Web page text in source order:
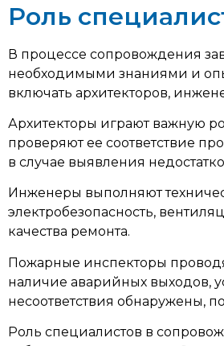
Роль
В процессе сопровождения
необходимыми знаниями и
включать архитекторов,
Архитекторы играют важную
проверяют ее соответствие
в случае выявления
Инженеры выполняют
электробезопасность,
качества ремонта.
Пожарные инспекторы
наличие аварийных выходов,
несоответствия обнаружены,
Роль специалистов в